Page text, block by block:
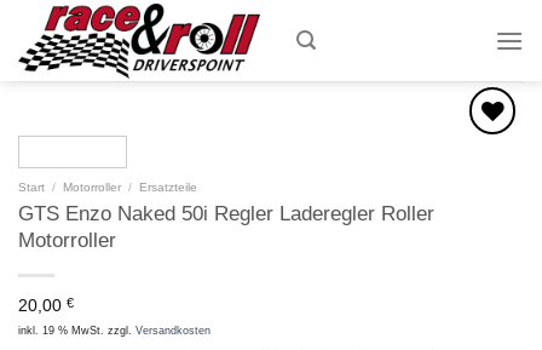
content
hinzufügen
Start / Motorroller / Ersatzteile
GTS Enzo Naked 50i Regler Laderegler Roller
Motorroller
20,00 €
inkl. 19 % MwSt. zzgl. Versandkosten